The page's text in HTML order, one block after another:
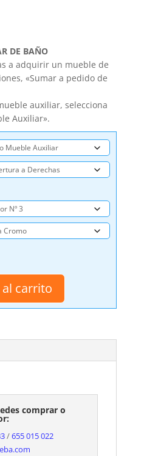
DE BAÑO
a adquirir un mueble de
«Sumar a pedido de
auxiliar, selecciona
Auxiliar».
carrito
comprar o
/655 015 022